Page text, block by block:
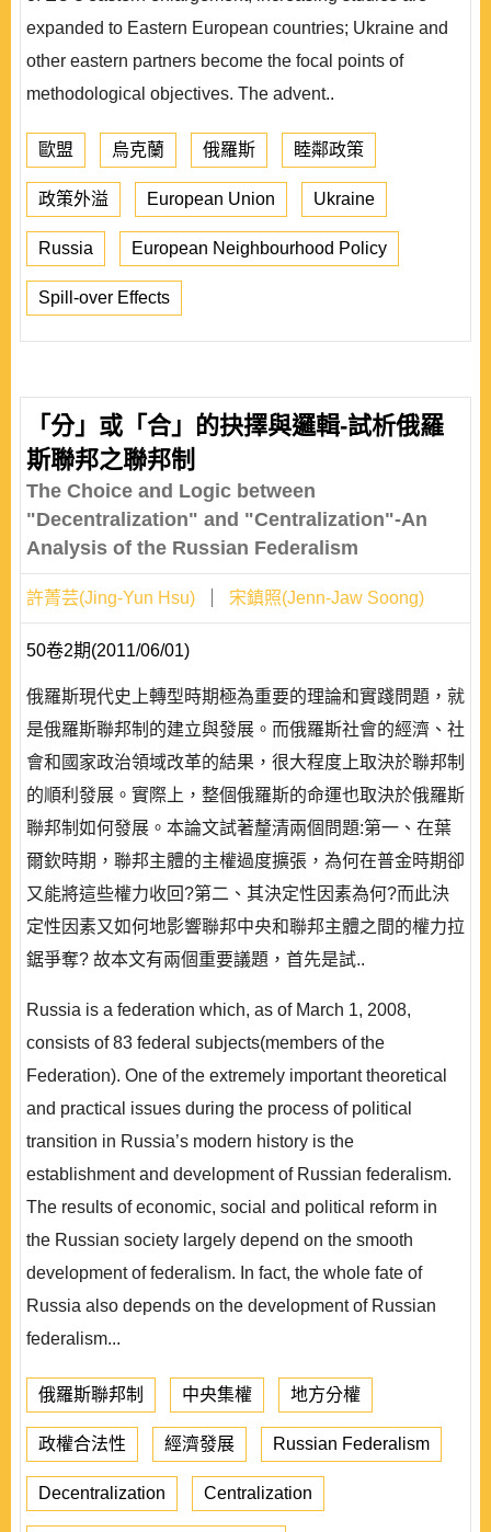
expanded to Eastern European countries; Ukraine and
other eastern partners become the focal points of
methodological objectives. The advent..
歐盟 烏克蘭 俄羅斯 睦鄰政策
政策外溢 European Union Ukraine
Russia European Neighbourhood Policy
Spill-over Effects
「分」或「合」的抉擇與邏輯-試析俄羅
斯聯邦之聯邦制
The Choice and Logic between
"Decentralization" and "Centralization"-An
Analysis of the Russian Federalism
許菁芸(Jing-Yun Hsu) 宋鎮照(Jenn-Jaw Soong)
50卷2期(2011/06/01)
俄羅斯現代史上轉型時期極為重要的理論和實踐問題，就
是俄羅斯聯邦制的建立與發展。而俄羅斯社會的經濟、社
會和國家政治領域改革的結果，很大程度上取決於聯邦制
的順利發展。實際上，整個俄羅斯的命運也取決於俄羅斯
聯邦制如何發展。本論文試著釐清兩個問題:第一、在葉
爾欽時期，聯邦主體的主權過度擴張，為何在普金時期卻
又能將這些權力收回?第二、其決定性因素為何?而此決
定性因素又如何地影響聯邦中央和聯邦主體之間的權力拉
鋸爭奪? 故本文有兩個重要議題，首先是試..
Russia is a federation which, as of March 1, 2008,
consists of 83 federal subjects(members of the
Federation). One of the extremely important theoretical
and practical issues during the process of political
transition in Russia’s modern history is the
establishment and development of Russian federalism.
The results of economic, social and political reform in
the Russian society largely depend on the smooth
development of federalism. In fact, the whole fate of
Russia also depends on the development of Russian
federalism...
俄羅斯聯邦制 中央集權 地方分權
政權合法性 經濟發展 Russian Federalism
Decentralization Centralization